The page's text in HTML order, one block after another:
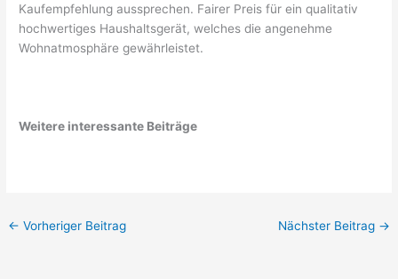
Kaufempfehlung aussprechen. Fairer Preis für ein qualitativ
hochwertiges Haushaltsgerät, welches die angenehme
Wohnatmosphäre gewährleistet.
Weitere interessante Beiträge
← Vorheriger Beitrag Nächster Beitrag →